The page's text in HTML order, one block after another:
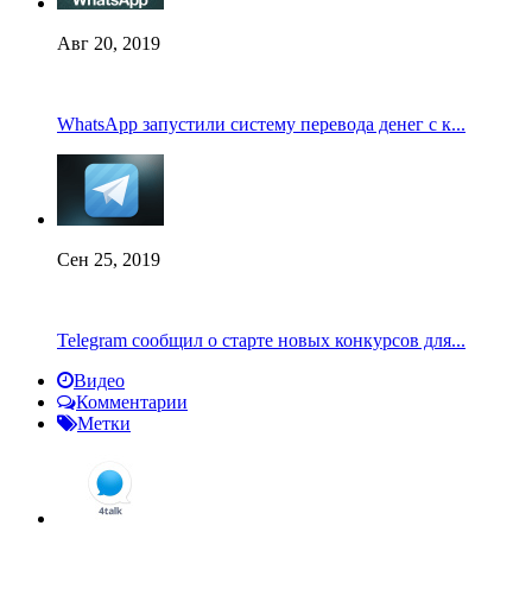
Авг 20, 2019
WhatsApp запустили систему перевода денег с к...
Сен 25, 2019
Telegram сообщил о старте новых конкурсов для...
Видео
Комментарии
Метки